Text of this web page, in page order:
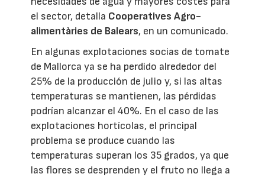
el sector, detalla Cooperatives Agro-
alimentàries de Balears, en un comunicado.
En algunas explotaciones socias de tomate
de Mallorca ya se ha perdido alrededor del
25% de la producción de julio y, si las altas
temperaturas se mantienen, las pérdidas
podrían alcanzar el 40%. En el caso de las
explotaciones hortícolas, el principal
problema se produce cuando las
temperaturas superan los 35 grados, ya que
las flores se desprenden y el fruto no llega a